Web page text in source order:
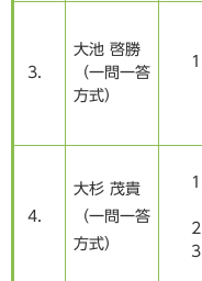
3．
大池 啓勝
（一問一答
方式）
4．
大杉 茂貴
（一問一答
方式）